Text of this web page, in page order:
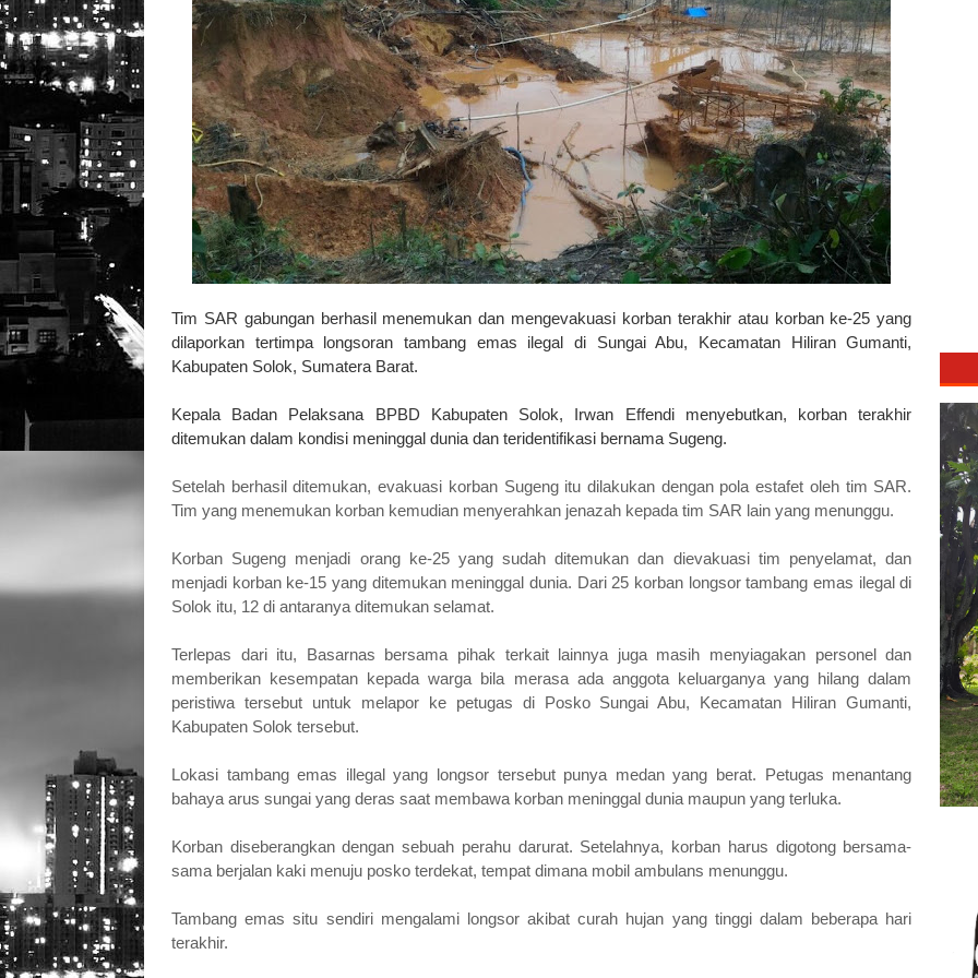
Tim SAR gabungan berhasil menemukan dan mengevakuasi korban terakhir atau korban ke-25 yang
dilaporkan tertimpa longsoran tambang emas ilegal di Sungai Abu, Kecamatan Hiliran Gumanti,
Kabupaten Solok, Sumatera Barat.
Kepala Badan Pelaksana BPBD Kabupaten Solok, Irwan Effendi menyebutkan, korban terakhir
ditemukan dalam kondisi meninggal dunia dan teridentifikasi bernama Sugeng.
Setelah berhasil ditemukan, evakuasi korban Sugeng itu dilakukan dengan pola estafet oleh tim SAR.
Tim yang menemukan korban kemudian menyerahkan jenazah kepada tim SAR lain yang menunggu.
Korban Sugeng menjadi orang ke-25 yang sudah ditemukan dan dievakuasi tim penyelamat, dan
menjadi korban ke-15 yang ditemukan meninggal dunia. Dari 25 korban longsor tambang emas ilegal di
Solok itu, 12 di antaranya ditemukan selamat.
Terlepas dari itu, Basarnas bersama pihak terkait lainnya juga masih menyiagakan personel dan
memberikan kesempatan kepada warga bila merasa ada anggota keluarganya yang hilang dalam
peristiwa tersebut untuk melapor ke petugas di Posko Sungai Abu, Kecamatan Hiliran Gumanti,
Kabupaten Solok tersebut.
Lokasi tambang emas illegal yang longsor tersebut punya medan yang berat. Petugas menantang
bahaya arus sungai yang deras saat membawa korban meninggal dunia maupun yang terluka.
Korban diseberangkan dengan sebuah perahu darurat. Setelahnya, korban harus digotong bersama-
sama berjalan kaki menuju posko terdekat, tempat dimana mobil ambulans menunggu.
Tambang emas situ sendiri mengalami longsor akibat curah hujan yang tinggi dalam beberapa hari
terakhir.